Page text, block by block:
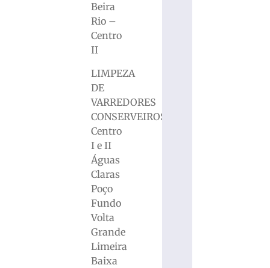
Beira
Rio –
Centro
II
LIMPEZA
DE
VARREDORES
CONSERVEIROS
Centro
I e II
Águas
Claras
Poço
Fundo
Volta
Grande
Limeira
Baixa